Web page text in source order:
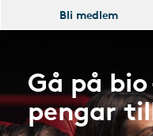
Bli medlem
Gå på
pengar